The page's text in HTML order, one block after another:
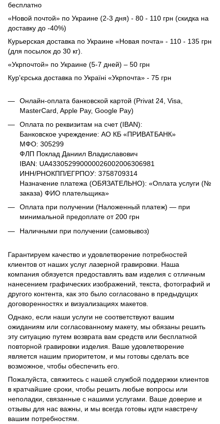
бесплатно
«Новой почтой» по Украине (2-3 дня) - 80 - 110 грн (скидка на
доставку до -40%)
Курьерская доставка по Украине «Новая почта» - 110 - 135 грн
(для посылок до 30 кг).
«Укрпочтой» по Украине (5-7 дней) – 50 грн
Кур'єрська доставка по Україні «Укрпочта» - 75 грн
Онлайн-оплата банковской картой (Privat 24, Visa,
MasterCard, Apple Pay, Google Pay)
Оплата по реквизитам на счет (IBAN):
Банковское учреждение: АО КБ «ПРИВАТБАНК»
МФО: 305299
ФЛП Поклад Даниил Владиславович
IBAN: UA433052990000026002006306981
ИНН/РНОКПП/ЕГРПОУ: 3758709314
Назначение платежа (ОБЯЗАТЕЛЬНО): «Оплата услуги (№
заказа) ФИО плательщика»
Оплата при получении (Наложенный платеж) — при
минимальной предоплате от 200 грн
Наличными при получении (самовывоз)
Гарантируем качество и удовлетворение потребностей
клиентов от наших услуг лазерной гравировки. Наша
компания обязуется предоставлять вам изделия с отличным
нанесением графических изображений, текста, фотографий и
другого контента, как это было согласовано в предыдущих
договоренностях и визуализациях макетов.
Однако, если наши услуги не соответствуют вашим
ожиданиям или согласованному макету, мы обязаны решить
эту ситуацию путем возврата вам средств или бесплатной
повторной гравировки изделия. Ваше удовлетворение
является нашим приоритетом, и мы готовы сделать все
возможное, чтобы обеспечить его.
Пожалуйста, свяжитесь с нашей службой поддержки клиентов
в кратчайшие сроки, чтобы решить любые вопросы или
неполадки, связанные с нашими услугами. Ваше доверие и
отзывы для нас важны, и мы всегда готовы идти навстречу
вашим потребностям.